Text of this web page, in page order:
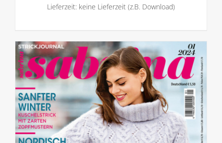
Lieferzeit: keine Lieferzeit (z.B. Download)